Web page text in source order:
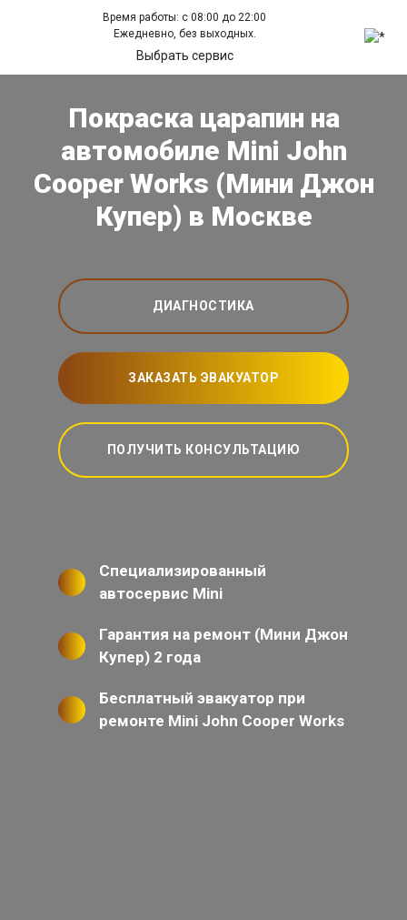
Время работы: с 08:00 до 22:00
Ежедневно, без выходных.
Выбрать сервис
Покраска царапин на
автомобиле Mini John
Cooper Works (Мини Джон
Купер) в Москве
ДИАГНОСТИКА
ЗАКАЗАТЬ ЭВАКУАТОР
ПОЛУЧИТЬ КОНСУЛЬТАЦИЮ
Специализированный
автосервис Mini
Гарантия на ремонт (Мини Джон
Купер) 2 года
Бесплатный эвакуатор при
ремонте Mini John Cooper Works